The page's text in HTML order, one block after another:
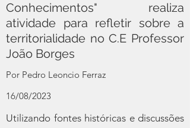
Conhecimentos" realiza
atividade para refletir sobre a
territorialidade no C.E Professor
João Borges
Por Pedro Leoncio Ferraz
16/08/2023
Utilizando fontes históricas e discussões